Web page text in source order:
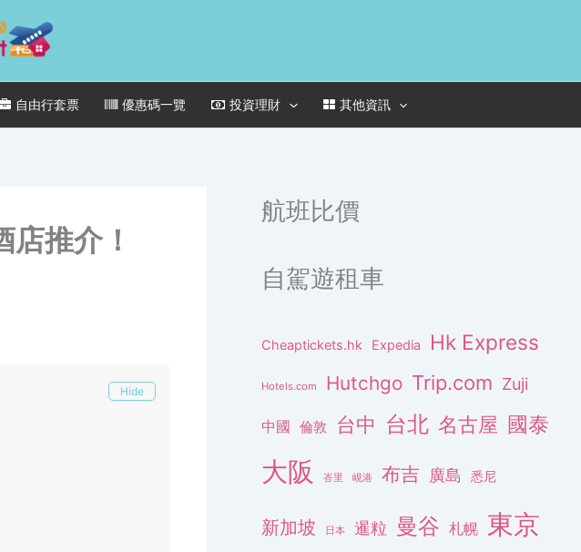
自由行套票 優惠碼一覽 投資理財 其他資訊
推介！
Hide
航班比價
自駕遊租車
Cheaptickets.hk Expedia Hk Express
Hotels.com Hutchgo Trip.com Zuji
中國 倫敦 台中 台北 名古屋 國泰
大阪 峇里 峴港 布吉 廣島 悉尼
新加坡 日本 暹粒 曼谷 札幌 東京